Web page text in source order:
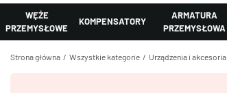
WĘŻE
PRZEMYSŁOWE
KOMPENSATORY
ARMATURA
PRZEMYSŁOWA
Strona główna Wszystkie kategorie Urządzenia i akcesoria